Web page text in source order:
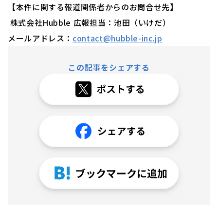
【本件に関する報道関係者からのお問合せ先】
株式会社Hubble 広報担当：池田（いけだ）
メールアドレス： contact@hubble-inc.jp
この記事をシェアする